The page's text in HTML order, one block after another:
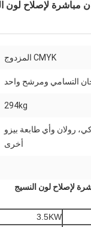
مباشرة لإصلاح لون
CMYK المزدوج
294kg
رولان وأي طابعة بيزو
أخرى
لإصلاح لون النسيج
3.5KW